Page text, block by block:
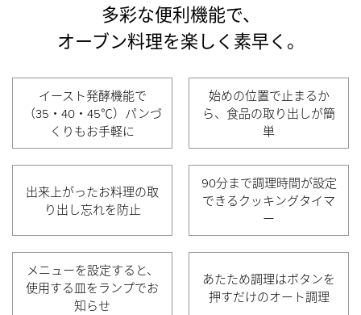
多彩な便利機能で、
オーブン料理を楽しく素早く。
イースト発酵機能で
（35・40・45℃） パンづ
くりもお手軽に
始めの位置で止まるか
ら、 食品の取り出しが簡
単
出来上がったお料理の取
り出し忘れを防止
90分まで調理時間が設定
できるクッキングタイマ
ー
メニューを設定すると、
使用する皿をランプでお
知らせ
あたため調理はボタンを
押すだけのオート調理